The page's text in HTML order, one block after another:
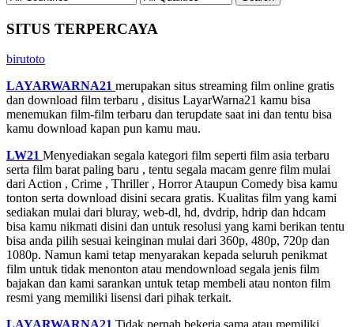
SITUS TERPERCAYA
birutoto
LAYARWARNA21 merupakan situs streaming film online gratis
dan download film terbaru , disitus LayarWarna21 kamu bisa
menemukan film-film terbaru dan terupdate saat ini dan tentu bisa
kamu download kapan pun kamu mau.
LW21 Menyediakan segala kategori film seperti film asia terbaru
serta film barat paling baru , tentu segala macam genre film mulai
dari Action , Crime , Thriller , Horror Ataupun Comedy bisa kamu
tonton serta download disini secara gratis. Kualitas film yang kami
sediakan mulai dari bluray, web-dl, hd, dvdrip, hdrip dan hdcam
bisa kamu nikmati disini dan untuk resolusi yang kami berikan tentu
bisa anda pilih sesuai keinginan mulai dari 360p, 480p, 720p dan
1080p. Namun kami tetap menyarakan kepada seluruh penikmat
film untuk tidak menonton atau mendownload segala jenis film
bajakan dan kami sarankan untuk tetap membeli atau nonton film
resmi yang memiliki lisensi dari pihak terkait.